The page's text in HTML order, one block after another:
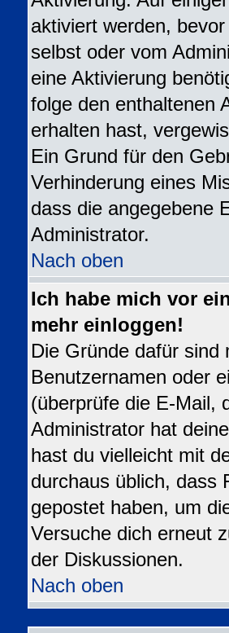
aktiviert werden,
selbst oder vom
eine Aktivierung
folge den enthaltenen
erhalten hast,
Ein Grund für den
Verhinderung eines
dass die angegebene
Administrator.
Nach oben
Ich habe mich vor
mehr einloggen!
Die Gründe dafür sind
Benutzernamen oder
(überprüfe die E-Mail,
Administrator hat
hast du vielleicht mit
durchaus üblich, dass
gepostet haben, um
Versuche dich erneut
der Diskussionen.
Nach oben